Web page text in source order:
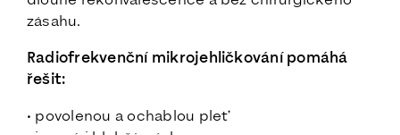
zásahu.
Radiofrekvenční mikrojehličkování pomáhá
řešit:
• povolenou a ochablou pleť